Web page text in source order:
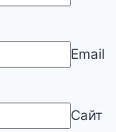
Email
Сайт